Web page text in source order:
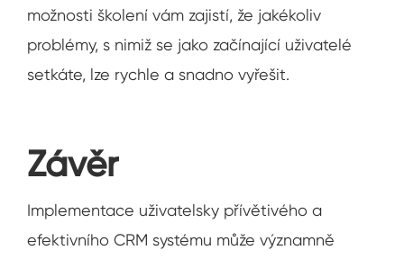
možnosti školení vám zajistí, že jakékoliv
problémy, s nimiž se jako začínající uživatelé
setkáte, lze rychle a snadno vyřešit.
Závěr
Implementace uživatelsky přívětivého a
efektivního CRM systému může významně